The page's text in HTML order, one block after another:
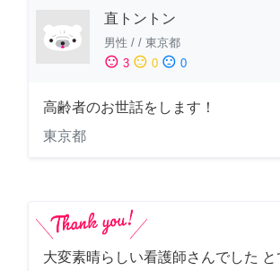
直トントン
男性 / / 東京都
sentiment_satisfied 3 sentiment_neutral 0 sentiment_dissatisfied 0
高齢者のお世話をします！
東京都
大変素晴らしい看護師さんでした